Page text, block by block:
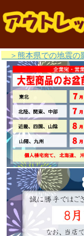
＞熊本県での地震の